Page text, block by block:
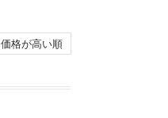
価格が高い順